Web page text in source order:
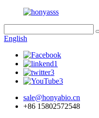
English
sale@honyabio.cn
+86 15802572548